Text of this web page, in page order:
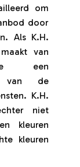
om
door
Als K.H.
van
een
van de
K.H.
niet
kleuren
kleuren